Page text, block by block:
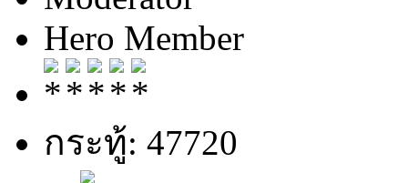
Hero Member
กระทู้: 47720